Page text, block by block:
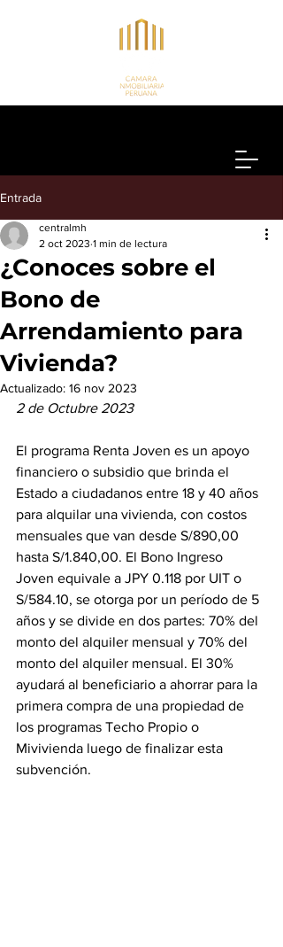
Entrada
¿Conoces sobre el
Bono de
Arrendamiento para
Vivienda?
centralmh
2 oct 2023 1 min de lectura
Actualizado: 16 nov 2023
2 de Octubre 2023
El programa Renta Joven es un apoyo
financiero o subsidio que brinda el
Estado a ciudadanos entre 18 y 40 años
para alquilar una vivienda, con costos
mensuales que van desde S/890,00
hasta S/1.840,00. El Bono Ingreso
Joven equivale a JPY 0.118 por UIT o
S/584.10, se otorga por un período de 5
años y se divide en dos partes: 70% del
monto del alquiler mensual y 70% del
monto del alquiler mensual. El 30%
ayudará al beneficiario a ahorrar para la
primera compra de una propiedad de
los programas Techo Propio o
Mivivienda luego de finalizar esta
subvención.